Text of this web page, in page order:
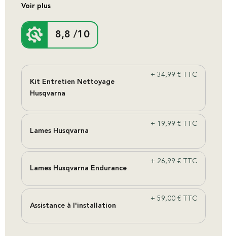
Voir plus
8,8 /10
Kit Entretien Nettoyage
Husqvarna
+ 34,99 € TTC
Lames Husqvarna
+ 19,99 € TTC
Lames Husqvarna Endurance
+ 26,99 € TTC
Assistance à l'installation
+ 59,00 € TTC